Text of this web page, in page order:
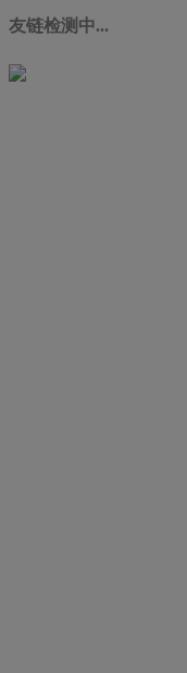
友链检测中...